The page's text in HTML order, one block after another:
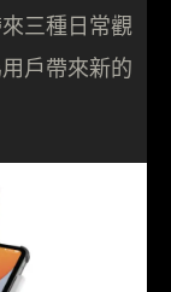
三種日常觀
戶帶來新的